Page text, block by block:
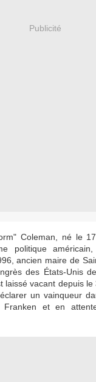
Publicité
Coleman, né le
politique
ancien maire de
des États-Unis
laissé vacant depuis
un vainqueur
Franken et en